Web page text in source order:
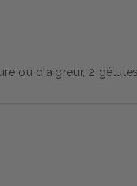
ou d'aigreur, 2